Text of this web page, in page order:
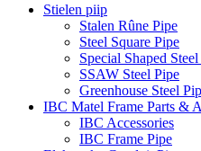
Stielen piip
Stalen Rûne Pipe
Steel Square Pipe
Special Shaped
SSAW Steel Pipe
Greenhouse Steel
IBC Matel Frame Parts &
IBC Accessories
IBC Frame Pipe